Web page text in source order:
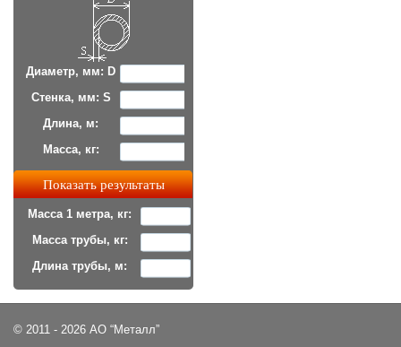
Диаметр, мм: D
Стенка, мм: S
Длина, м:
Масса, кг:
Масса 1 метра, кг:
Масса трубы, кг:
Длина трубы, м:
© 2011 - 2026 АО “Металл”